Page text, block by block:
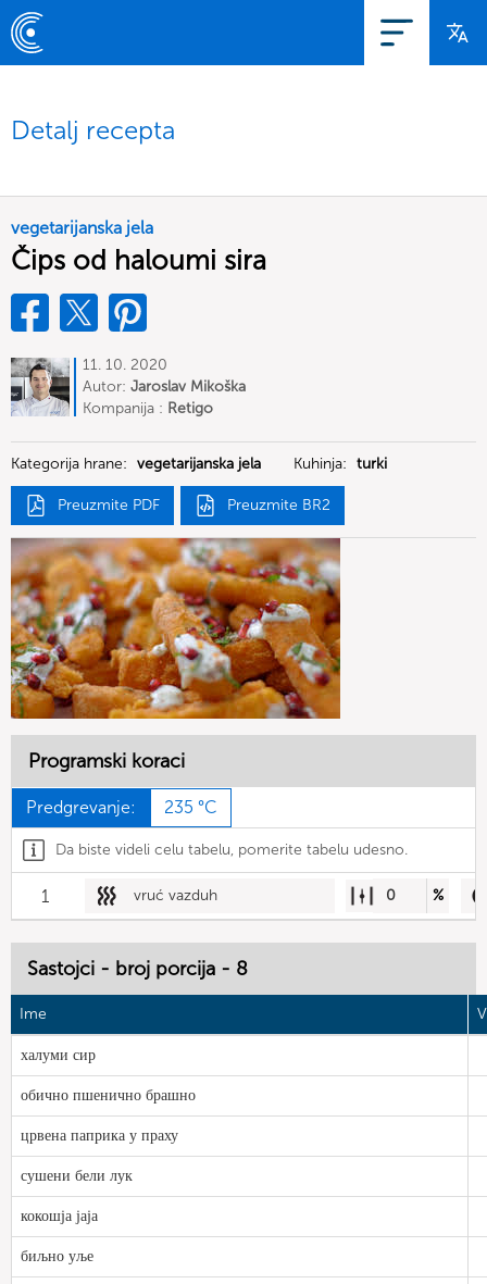
Detalj recepta
vegetarijanska jela
Čips od haloumi sira
11. 10. 2020
Autor: Jaroslav Mikoška
Kompanija : Retigo
Kategorija hrane: vegetarijanska jela Kuhinja: turki
Preuzmite PDF Preuzmite BR2
Programski koraci
Predgrevanje: 235 °C
Da biste videli celu tabelu, pomerite tabelu udesno.
1 vruć vazduh 0 %
Sastojci - broj porcija - 8
Ime
халуми сир
обично пшенично брашно
црвена паприка у праху
сушени бели лук
кокошја јаја
биљно уље